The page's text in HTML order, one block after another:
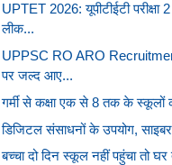
UPTET 2026: यूपीटीईटी परीक्षा
लीक...
UPPSC RO ARO
पर जल्द आए...
गर्मी से कक्षा एक से 8 तक के स्कूलों
डिजिटल संसाधनों के उपयोग,
बच्चा दो दिन स्कूल नहीं पहुंचा तो